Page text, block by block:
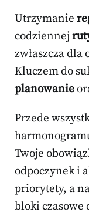
Utrzymanie
codziennej
zwłaszcza
Kluczem do
planowanie
Przede
Twoje
odpoczynek i
priorytety, a
bloki czasowe